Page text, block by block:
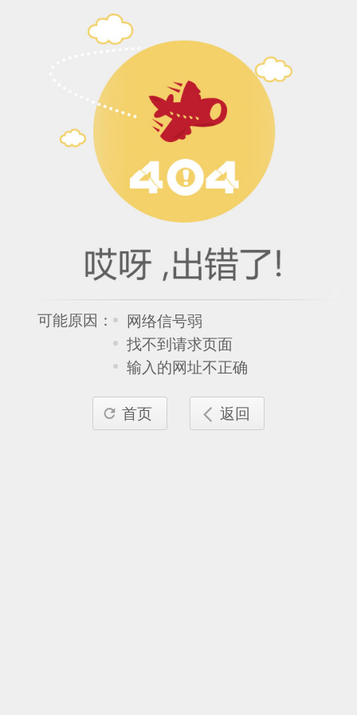
可能原因：
网络信号弱
找不到请求页面
输入的网址不正确
 首页  返回